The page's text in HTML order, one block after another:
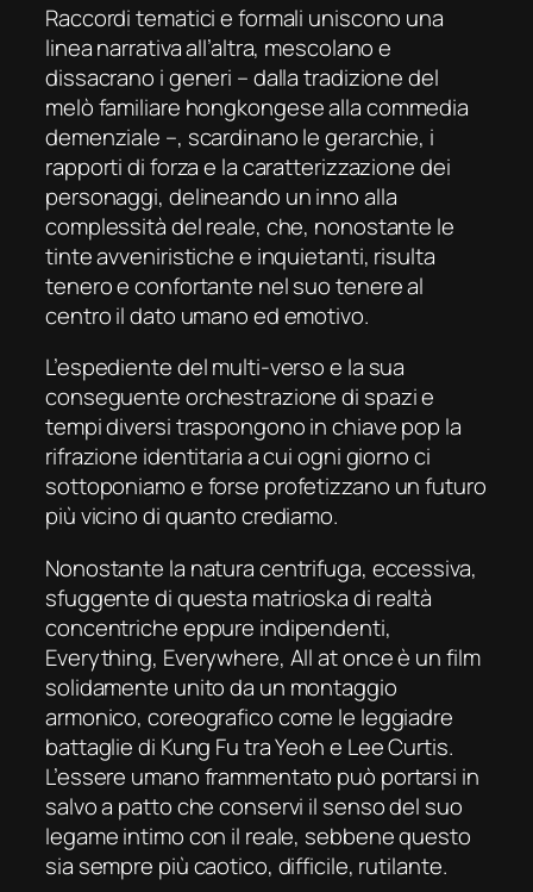
Raccordi tematici e formali uniscono una
linea narrativa all’altra, mescolano e
dissacrano i generi – dalla tradizione del
melòfamiliare hongkongese alla commedia
demenziale –, scardinano le gerarchie, i
rapporti di forza e la caratterizzazione dei
personaggi, delineando un inno alla
complessità del reale, che, nonostante le
tinte avveniristiche e inquietanti, risulta
tenero e confortante nel suo tenere al
centro il dato umano ed emotivo.
L’espediente del multi-verso e la sua
conseguente orchestrazione di spazi e
tempi diversi traspongono in chiave pop la
rifrazione identitaria a cui ogni giorno ci
sottoponiamo e forse profetizzano un futuro
più vicino di quanto crediamo.
Nonostante la natura centrifuga, eccessiva,
sfuggente di questa matrioskadi realtà
concentriche eppure indipendenti,
Everything, Everywhere, All at onceè un film
solidamente unito da un montaggio
armonico, coreografico come le leggiadre
battaglie di Kung Fu tra Yeoh e Lee Curtis.
L’essere umano frammentato può portarsi in
salvo a patto che conservi il senso del suo
legame intimo con il reale, sebbene questo
sia sempre più caotico, difficile, rutilante.